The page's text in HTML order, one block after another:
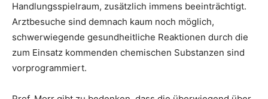
Handlungsspielraum, zusätzlich immens beeinträchtigt.
Arztbesuche sind demnach kaum noch möglich,
schwerwiegende gesundheitliche Reaktionen durch die
zum Einsatz kommenden chemischen Substanzen sind
vorprogrammiert.